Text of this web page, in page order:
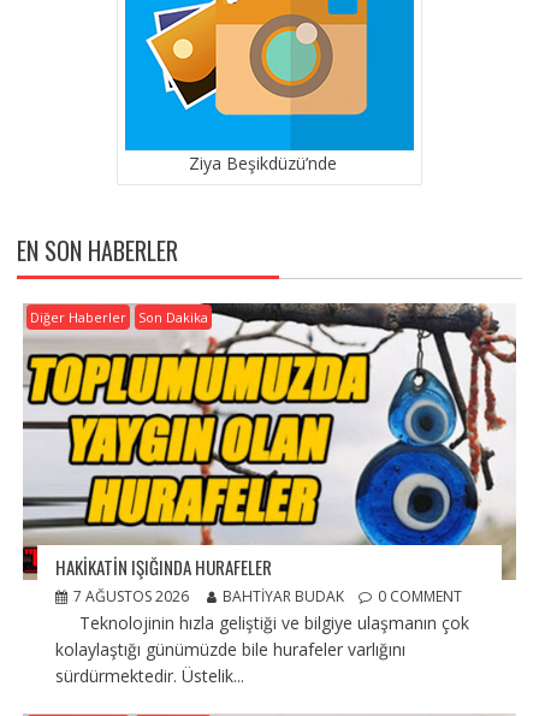
Ziya Beşikdüzü’nde
EN SON HABERLER
Diğer Haberler Son Dakika
HAKİKATİN IŞIĞINDA HURAFELER
7 AĞUSTOS 2026 BAHTIYAR BUDAK 0 COMMENT
Teknolojinin hızla geliştiği ve bilgiye ulaşmanın çok
kolaylaştığı günümüzde bile hurafeler varlığını
sürdürmektedir. Üstelik...